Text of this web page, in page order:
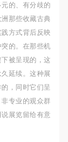
的、有分歧的
那些收藏古典
方式背后反映
的。在那些机
被呈现的，这
延续。这种展
，同时它们呈
专业的观众群
展览留给有意
术馆活动秩
艺术作品及
成美术馆场
度的损失、
将不承担相
应的法律条
应的法律责
术馆活动秩
艺术作品及
成美术馆场
度的损失、
将不承担相
应的法律条
应的法律责
术馆活动秩
艺术作品及
成美术馆场
度的损失、
将不承担相
应的法律条
应的法律责